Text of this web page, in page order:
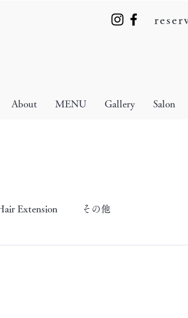
About MENU Gallery Salon
Extension その他